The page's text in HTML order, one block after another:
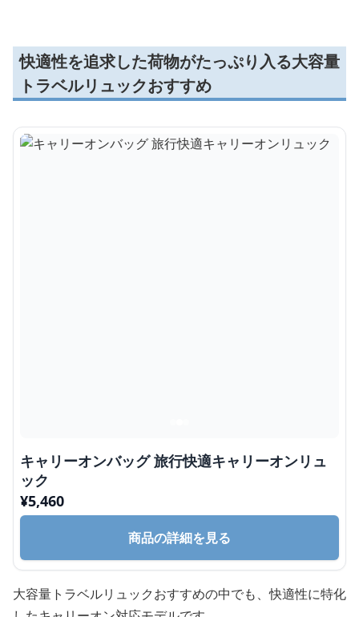
快適性を追求した荷物がたっぷり入る大容量
トラベルリュックおすすめ
キャリーオンバッグ 旅行快適キャリーオンリュ
ック
¥5,460
商品の詳細を見る
大容量トラベルリュックおすすめの中でも、快適性に特化